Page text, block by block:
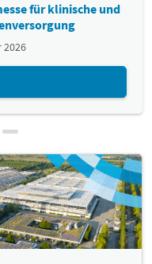
für klinische und
2026